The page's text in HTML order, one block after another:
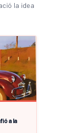
la idea
a la